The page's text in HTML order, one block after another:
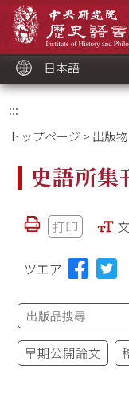
ッ
ク
日本語
:::
トップページ > 出版物
史語所集
打印
ツエア
早期公開論文